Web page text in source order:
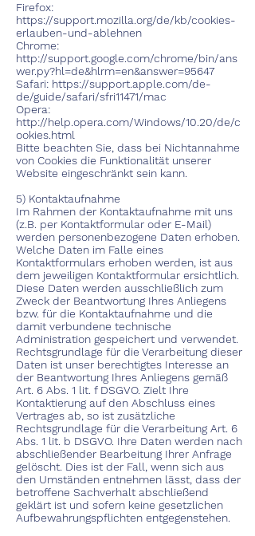
Firefox:
https://support.mozilla.org/de/kb/cookies-
erlauben-und-ablehnen
Chrome:
http://support.google.com/chrome/bin/ans
wer.py?hl=de&hlrm=en&answer=95647
Safari: https://support.apple.com/de-
de/guide/safari/sfri11471/mac
Opera:
http://help.opera.com/Windows/10.20/de/c
ookies.html
Bitte beachten Sie, dass bei Nichtannahme
von Cookies die Funktionalität unserer
Website eingeschränkt sein kann.
5) Kontaktaufnahme
Im Rahmen der Kontaktaufnahme mit uns
(z.B. per Kontaktformular oder E-Mail)
werden personenbezogene Daten erhoben.
Welche Daten im Falle eines
Kontaktformulars erhoben werden, ist aus
dem jeweiligen Kontaktformular ersichtlich.
Diese Daten werden ausschließlich zum
Zweck der Beantwortung Ihres Anliegens
bzw. für die Kontaktaufnahme und die
damit verbundene technische
Administration gespeichert und verwendet.
Rechtsgrundlage für die Verarbeitung dieser
Daten ist unser berechtigtes Interesse an
der Beantwortung Ihres Anliegens gemäß
Art. 6 Abs. 1 lit. f DSGVO. Zielt Ihre
Kontaktierung auf den Abschluss eines
Vertrages ab, so ist zusätzliche
Rechtsgrundlage für die Verarbeitung Art. 6
Abs. 1 lit. b DSGVO. Ihre Daten werden nach
abschließender Bearbeitung Ihrer Anfrage
gelöscht. Dies ist der Fall, wenn sich aus
den Umständen entnehmen lässt, dass der
betroffene Sachverhalt abschließend
geklärt ist und sofern keine gesetzlichen
Aufbewahrungspflichten entgegenstehen.